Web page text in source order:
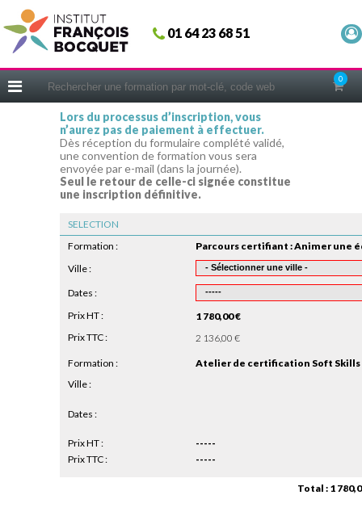
01 64 23 68 51
0
Fermer
ACCUEIL
CERIFICATIONS
INTRAS | SUR-MESURE
COACHING
EN PRATIQUE
CONSEILS MICRO-COACHING
PODCAST
WEBINAIRES
QUESTIONNAIRE GRATUIT
Lors du processus d’inscription, vous
n’aurez pas de paiement à effectuer.
Dès réception du formulaire complété validé,
une convention de formation vous sera
envoyée par e-mail (dans la journée).
Seul le retour de celle-ci signée constitue
une inscription définitive.
Total : 1
Formation :
Ville :
Dates :
Prix HT :
1 780,00 €
Prix TTC :
2 136,00 €
SELECTION
Formation :
Atelier de certification Soft Skills
Ville :
Dates :
Prix HT :
-----
Prix TTC :
-----